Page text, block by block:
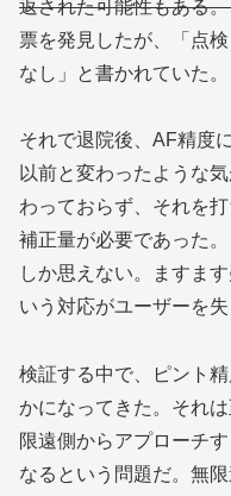
返された可能性もある
票を発見したが、「点
なし」と書かれていた。
それで退院後、AF精度
以前と変わったような
わっておらず、それを
補正量が必要であった
しか思えない。ますま
いう対応がユーザーを
検証する中で、ピント
かになってきた。それ
限遠側からアプローチ
なるという問題だ。無